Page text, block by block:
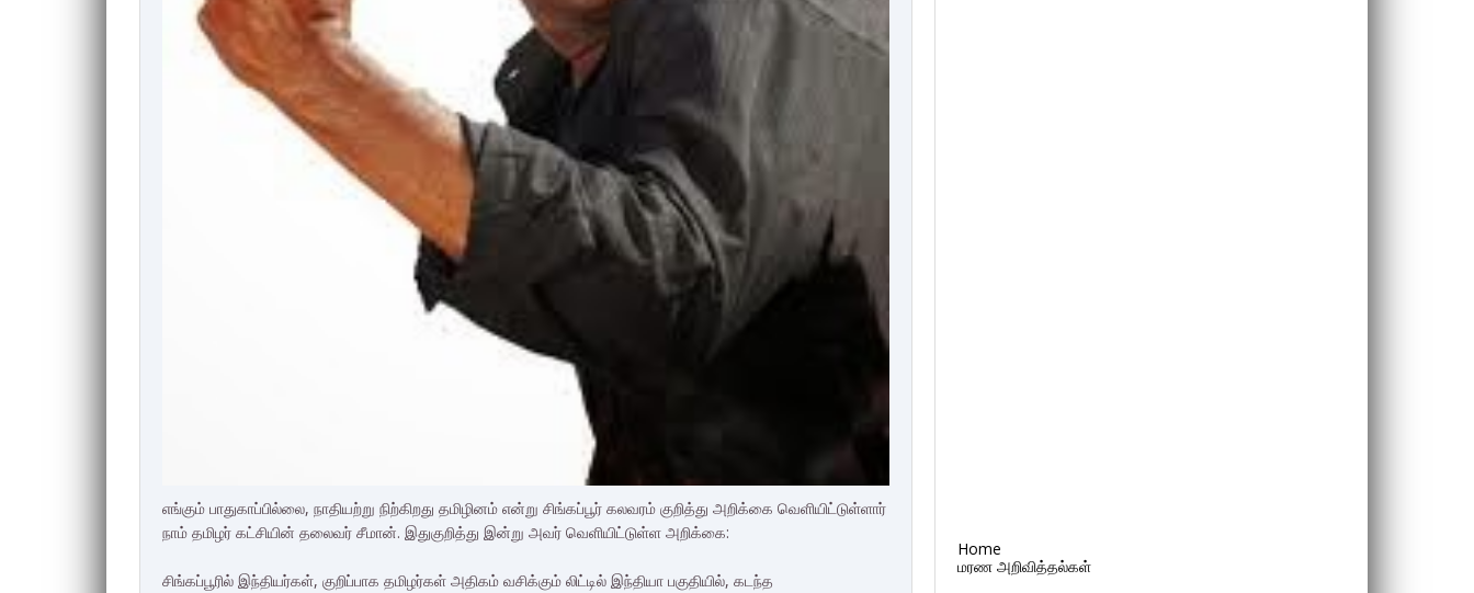
எங்கும் பாதுகாப்பில்லை, நாதியற்று நிற்கிறது தமிழினம் என்று சிங்கப்பூர் கலவரம் குறித்து அறிக்கை வெளியிட்டுள்ளார்
நாம் தமிழர் கட்சியின் தலைவர் சீமான். இதுகுறித்து இன்று அவர் வெளியிட்டுள்ள அறிக்கை:
சிங்கப்பூரில் இந்தியர்கள், குறிப்பாக தமிழர்கள் அதிகம் வசிக்கும் லிட்டில் இந்தியா பகுதியில், கடந்த
Home
மரண அறிவித்தல்கள்